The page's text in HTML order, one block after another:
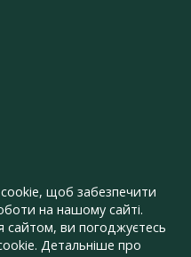
щоб забезпечити
на нашому сайті.
ви погоджуєтесь
Детальніше про